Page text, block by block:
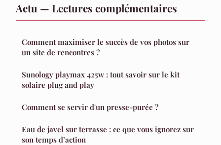
Actu — Lectures complémentaires
Comment maximiser le succès de vos photos sur
un site de rencontres ?
Sunology playmax 425w : tout savoir sur le kit
solaire plug and play
Comment se servir d'un presse-purée ?
Eau de javel sur terrasse : ce que vous ignorez sur
son temps d’action